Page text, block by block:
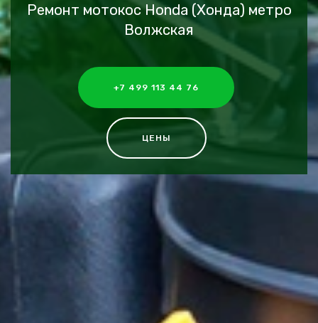
Ремонт мотокос Honda (Хонда) метро
Волжская
+7 499 113 44 76
ЦЕНЫ